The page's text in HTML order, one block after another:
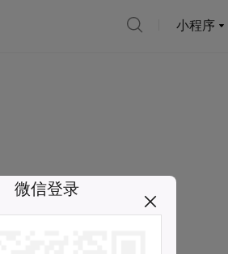
小程序
微信登录